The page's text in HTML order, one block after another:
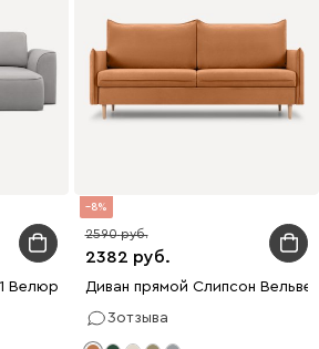
Велюр Светло-серый
8
2382
2590
Диван прямой Слипсон
3отзыва